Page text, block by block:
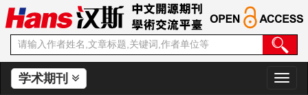
学术期刊
切